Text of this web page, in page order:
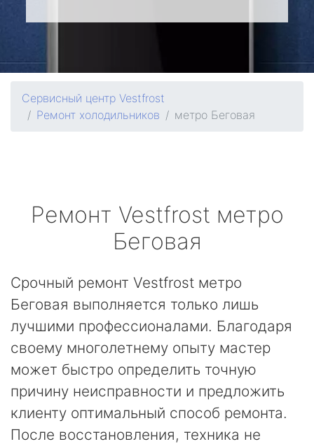
Сервисный центр Vestfrost
Ремонт холодильников
метро Беговая
Ремонт Vestfrost метро
Беговая
Срочный ремонт Vestfrost метро
Беговая выполняется только лишь
лучшими профессионалами. Благодаря
своему многолетнему опыту мастер
может быстро определить точную
причину неисправности и предложить
клиенту оптимальный способ ремонта.
После восстановления, техника не